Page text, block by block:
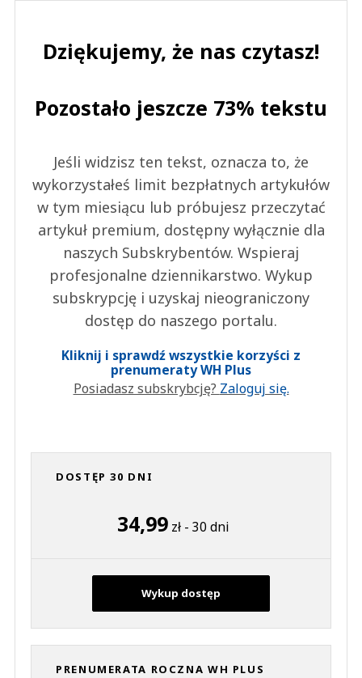
Dziękujemy, że nas czytasz!
Pozostało jeszcze 73% tekstu
Jeśli widzisz ten tekst, oznacza to, że
wykorzystałeś limit bezpłatnych artykułów
w tym miesiącu lub próbujesz przeczytać
artykuł premium, dostępny wyłącznie dla
naszych Subskrybentów. Wspieraj
profesjonalne dziennikarstwo. Wykup
subskrypcję i uzyskaj nieograniczony
dostęp do naszego portalu.
Kliknij i sprawdź wszystkie korzyści z
prenumeraty WH Plus
Posiadasz subskrybcję? Zaloguj się.
DOSTĘP 30 DNI
34,99 zł - 30 dni
Wykup dostęp
PRENUMERATA ROCZNA WH PLUS